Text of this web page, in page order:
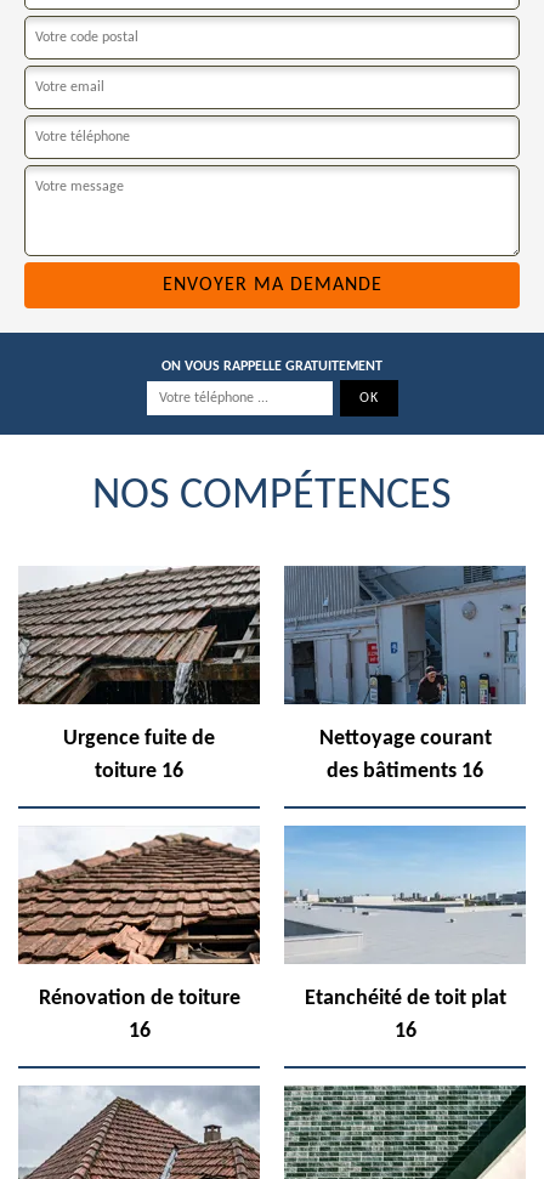
ON VOUS RAPPELLE GRATUITEMENT
NOS COMPÉTENCES
Urgence fuite de
toiture 16
Nettoyage courant
des bâtiments 16
Rénovation de toiture
16
Etanchéité de toit plat
16